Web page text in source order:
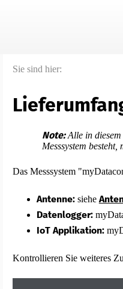
Sie sind hier:
Note:Alle in
Messsystem
Das Messsystem "
Antenne: siehe
Datenlogger:
IoT Applikation:
Kontrollieren Sie weiteres